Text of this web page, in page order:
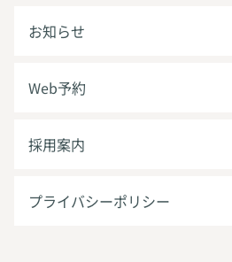
お知らせ
Web予約
採用案内
プライバシーポリシー